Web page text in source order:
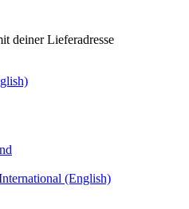
deiner Lieferadresse
(English)